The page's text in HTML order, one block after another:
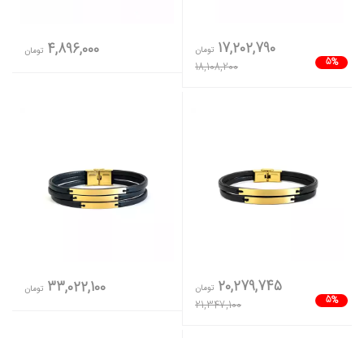
5%
17,202,790 تومان
18,108,200
4,896,000 تومان
5%
20,279,745 تومان
21,347,100
33,022,100 تومان